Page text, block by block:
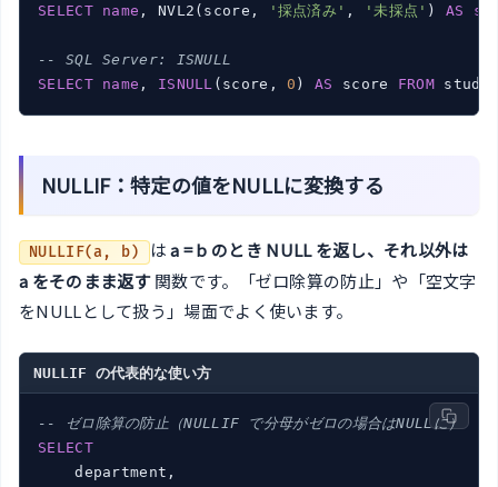
SELECT
name , NVL2(score, '採点済み' , '未採点' ) AS
-- SQL Server: ISNULL
SELECT
name , ISNULL (score, 0 ) AS score FROM
NULLIF：特定の値をNULLに変換する
NULLIF(a, b) はa = b のとき NULL を返し、それ以外は
a をそのまま返す関数です。「ゼロ除算の防止」や「空文字
をNULLとして扱う」場面でよく使います。
NULLIF の代表的な使い方
-- ゼロ除算の防止（NULLIF で分母がゼロの場合はNULLに）
SELECT
    department,